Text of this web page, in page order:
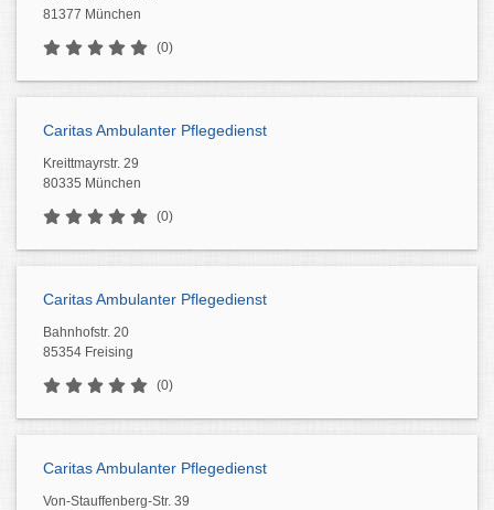
81377 München
(0)
Caritas Ambulanter Pflegedienst
Kreittmayrstr. 29
80335 München
(0)
Caritas Ambulanter Pflegedienst
Bahnhofstr. 20
85354 Freising
(0)
Caritas Ambulanter Pflegedienst
Von-Stauffenberg-Str. 39